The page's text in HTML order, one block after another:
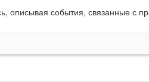
описывая события, связанные с